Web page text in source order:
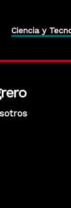
Ciencia y